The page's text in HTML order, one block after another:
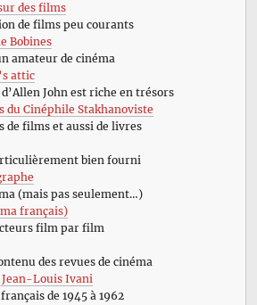
des films
de films peu courants
Bobines
amateur de cinéma
attic
John est riche en trésors
du Cinéphile Stakhanoviste
de films et aussi de livres
bien fourni
(mais pas seulement…)
français)
film par film
des revues de cinéma
Louis Ivani
de 1945 à 1962